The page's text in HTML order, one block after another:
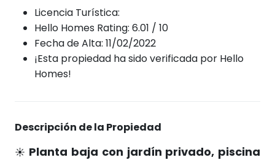
Licencia Turística:
Hello Homes Rating: 6.01 / 10
Fecha de Alta: 11/02/2022
¡Esta propiedad ha sido verificada por Hello
Homes!
Descripción de la Propiedad
☀️ Planta baja con jardín privado, piscina